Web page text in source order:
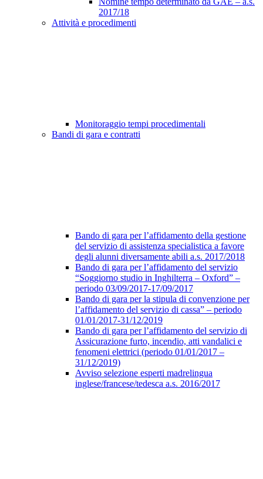
2017/18
Attività e procedimenti
Monitoraggio tempi procedimentali
Bandi di gara e contratti
Bando di gara per l’affidamento della gestione
del servizio di assistenza specialistica a favore
degli alunni diversamente abili a.s. 2017/2018
Bando di gara per l’affidamento del servizio
“Soggiorno studio in Inghilterra – Oxford” –
periodo 03/09/2017-17/09/2017
Bando di gara per la stipula di convenzione per
l’affidamento del servizio di cassa” – periodo
01/01/2017-31/12/2019
Bando di gara per l’affidamento del servizio di
Assicurazione furto, incendio, atti vandalici e
fenomeni elettrici (periodo 01/01/2017 –
31/12/2019)
Avviso selezione esperti madrelingua
inglese/francese/tedesca a.s. 2016/2017